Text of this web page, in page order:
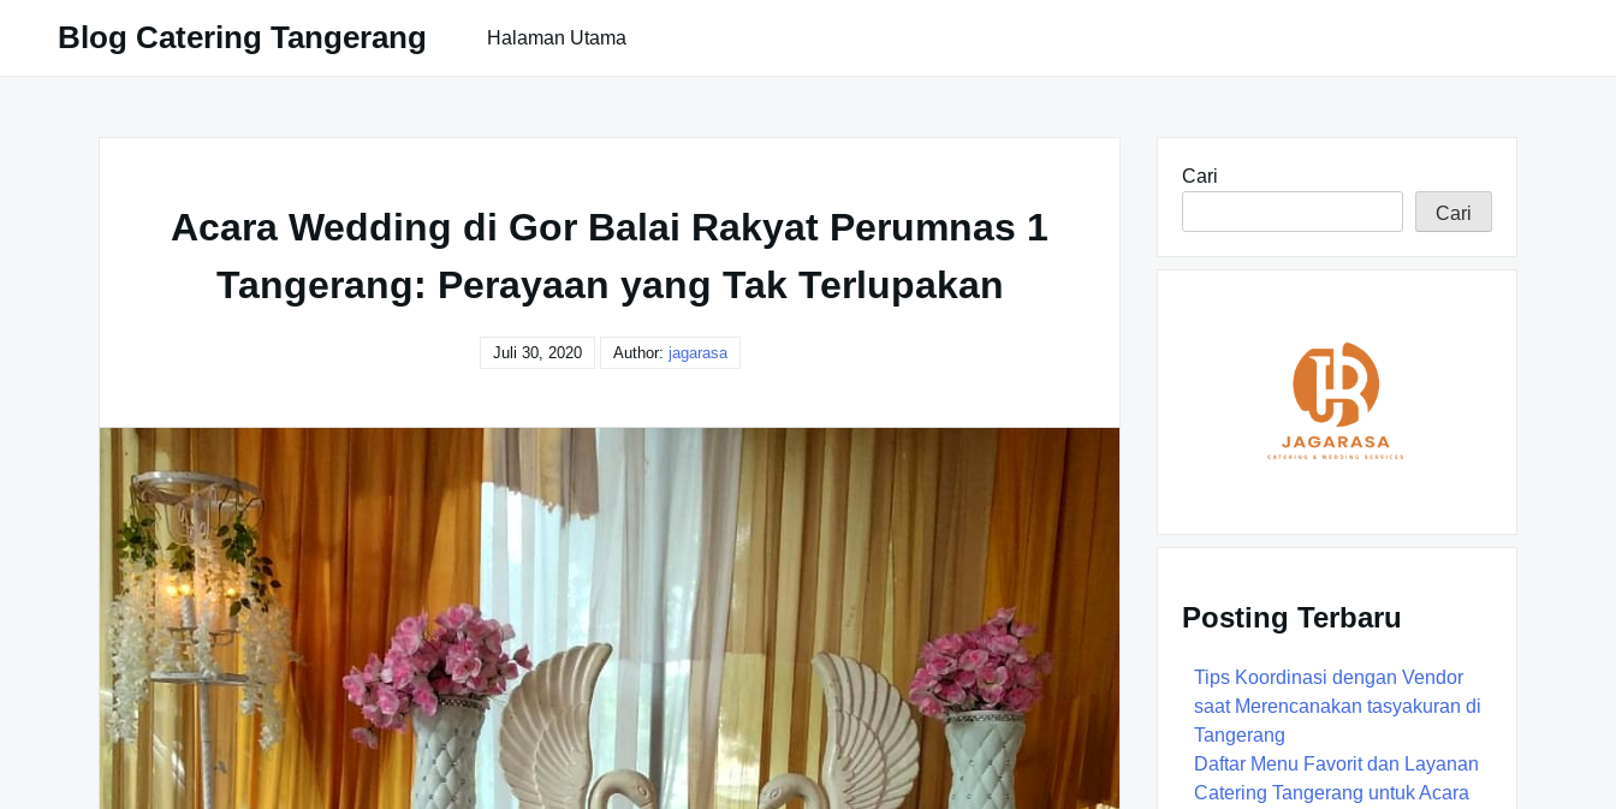
Blog Catering Tangerang Halaman Utama
Acara Wedding di Gor Balai Rakyat Perumnas 1
Tangerang: Perayaan yang Tak Terlupakan
Juli 30, 2020 Author: jagarasa
Cari
Cari
Posting Terbaru
Tips Koordinasi dengan Vendor
saat Merencanakan tasyakuran di
Tangerang
Daftar Menu Favorit dan Layanan
Catering Tangerang untuk Acara